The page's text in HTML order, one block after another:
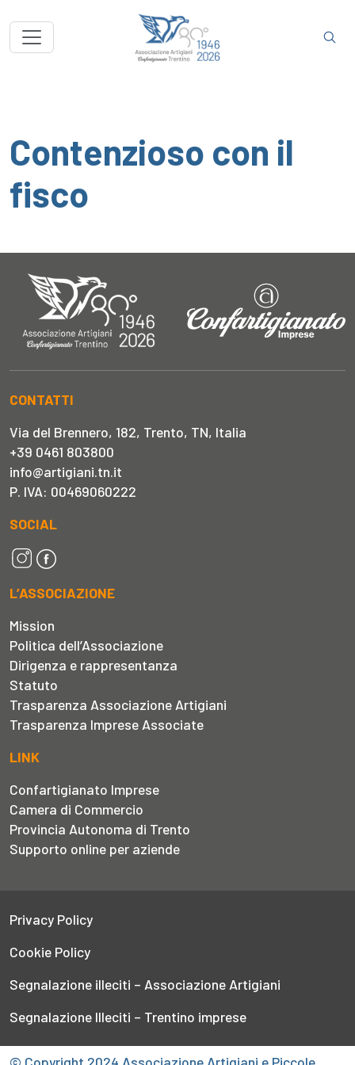
Contenzioso con il
fisco
CONTATTI
Via del Brennero, 182, Trento, TN, Italia
+39 0461 803800
info@artigiani.tn.it
P. IVA: 00469060222
SOCIAL
L’ASSOCIAZIONE
Mission
Politica dell’Associazione
Dirigenza e rappresentanza
Statuto
Trasparenza Associazione Artigiani
Trasparenza Imprese Associate
LINK
Confartigianato Imprese
Camera di Commercio
Provincia Autonoma di Trento
Supporto online per aziende
Privacy Policy
Cookie Policy
Segnalazione illeciti – Associazione Artigiani
Segnalazione Illeciti – Trentino imprese